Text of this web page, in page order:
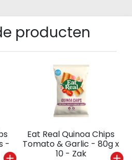
producten
-
Eat Real Quinoa Chips
Tomato & Garlic - 80g x
10 - Zak